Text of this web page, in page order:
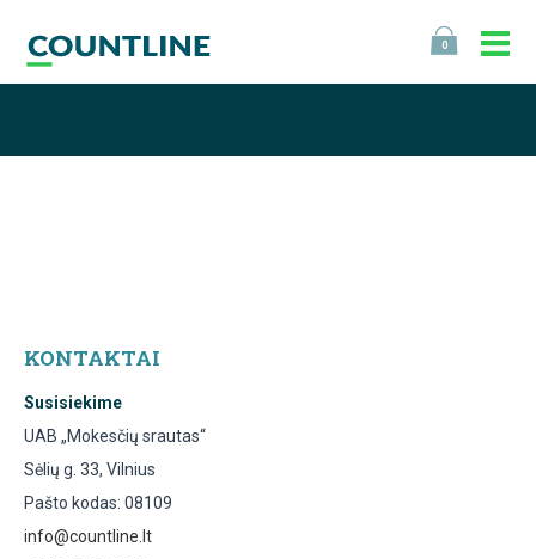
0
KONTAKTAI
Susisiekime
UAB „Mokesčių srautas“
Sėlių g. 33, Vilnius
Pašto kodas: 08109
info@countline.lt